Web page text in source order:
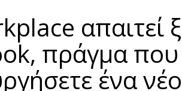
απαιτεί
πράγμα που
ένα